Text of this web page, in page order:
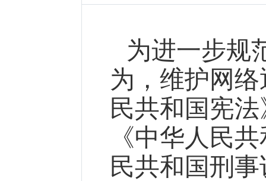
为进一步规
为，维护网
民共和国宪
《中华人民
民共和国刑